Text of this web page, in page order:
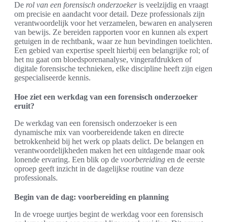
De rol van een forensisch onderzoekeris veelzijdig en vraagt
om precisie en aandacht voor detail. Deze professionals zijn
verantwoordelijk voor het verzamelen, bewaren en analyseren
van bewijs. Ze bereiden rapporten voor en kunnen als expert
getuigen in de rechtbank, waar ze hun bevindingen toelichten.
Een gebied van expertise speelt hierbij een belangrijke rol; of
het nu gaat om bloedsporenanalyse, vingerafdrukken of
digitale forensische technieken, elke discipline heeft zijn eigen
gespecialiseerde kennis.
Hoe ziet een werkdag van een forensisch onderzoeker
eruit?
De werkdag van een forensisch onderzoeker is een
dynamische mix van voorbereidende taken en directe
betrokkenheid bij het werk op plaats delict. De belangen en
verantwoordelijkheden maken het een uitdagende maar ook
lonende ervaring. Een blik op de voorbereiding en de eerste
oproep geeft inzicht in de dagelijkse routine van deze
professionals.
Begin van de dag: voorbereiding en planning
In de vroege uurtjes begint de werkdag voor een forensisch